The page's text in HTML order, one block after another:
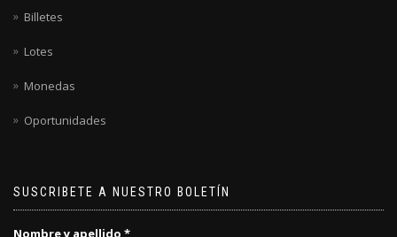
Billetes
Lotes
Monedas
Oportunidades
SUSCRIBETE A NUESTRO BOLETÍN
Nombre y apellido *